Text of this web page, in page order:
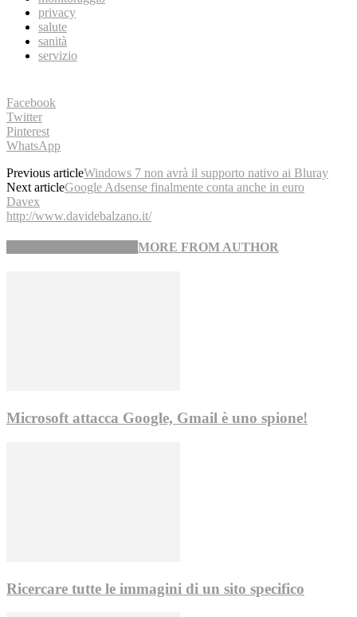
privacy
salute
sanità
servizio
Facebook
Twitter
Pinterest
WhatsApp
Previous articleWindows 7 non avrà il supporto nativo ai Bluray
Next articleGoogle Adsense finalmente conta anche in euro
Davex
http://www.davidebalzano.it/
MORE FROM AUTHOR
Microsoft attacca Google, Gmail è uno spione!
Ricercare tutte le immagini di un sito specifico